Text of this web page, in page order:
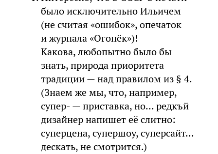
было исключительно Ильичем
(не считая «ошибок», опечаток
и журнала «Огонёк»)!
Какова, любопытно было бы
знать, природа приоритета
традиции — над правилом из § 4.
(Знаем же мы, что, например,
супер- — приставка, но... редкъй
дизайнер напишет её слитно:
суперцена, супершоу, суперсайт...
дескать, не смотрится.)